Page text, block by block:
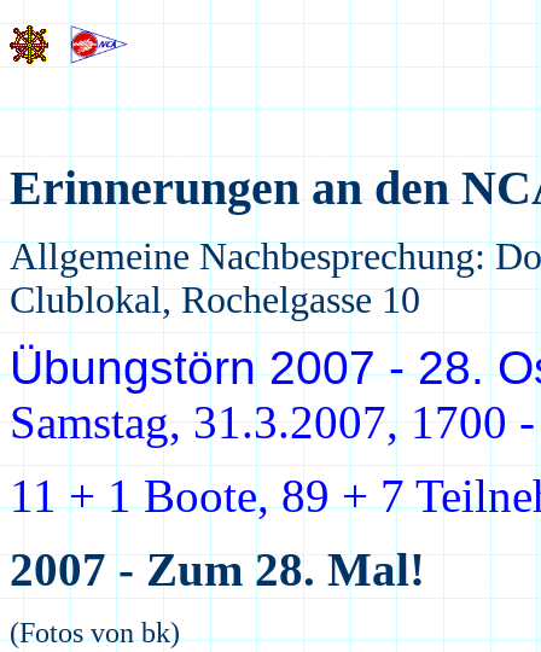
Erinnerungen an den
Allgemeine Nachbesprechung:
Clublokal, Rochelgasse 10
Übungstörn 2007 - 28.
Samstag, 31.3.2007, 1700
11 + 1 Boote, 89 + 7
2007 - Zum 28. Mal!
(Fotos von bk)